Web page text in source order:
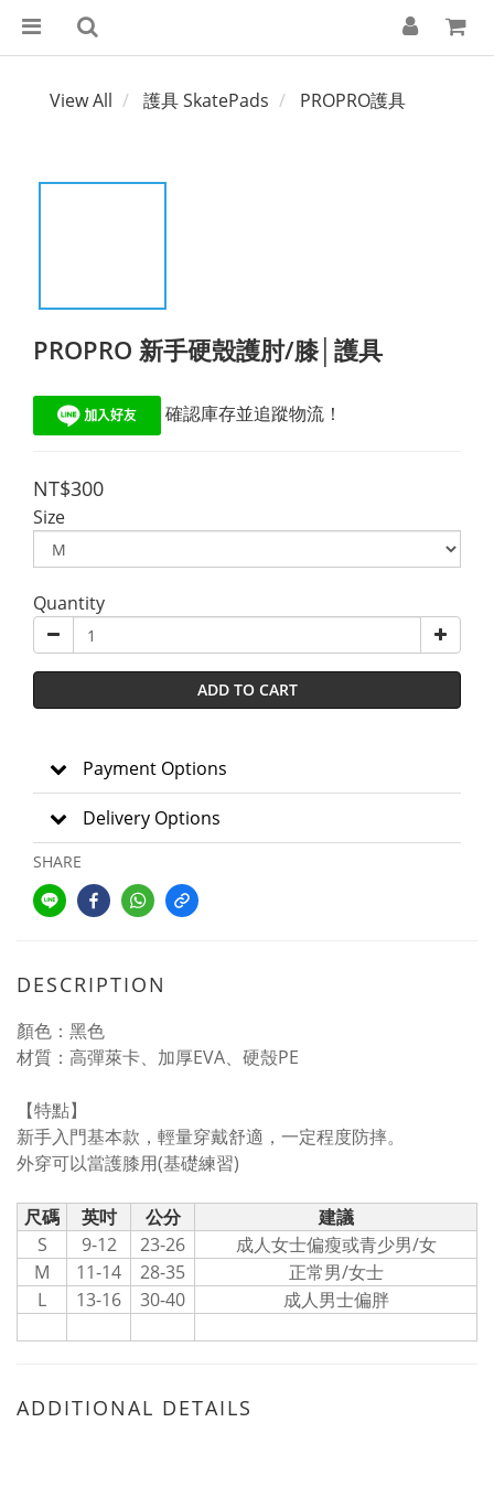
View All 護具 SkatePads PROPRO護具
PROPRO 新手硬殼護肘/膝│護具
確認庫存並追蹤物流！
NT$300
Size
Quantity
ADD TO CART
Payment Options
Delivery Options
SHARE
DESCRIPTION
顏色：黑色
材質：高彈萊卡、加厚EVA、硬殼PE
【特點】
新手入門基本款，輕量穿戴舒適，一定程度防摔。
外穿可以當護膝用(基礎練習)
尺碼 英吋 公分
建議
S
9-12 23-26
成人女士偏瘦或青少男/女
M
11-14 28-35
正常男/女士
L
13-16 30-40 成人男士偏胖
ADDITIONAL DETAILS